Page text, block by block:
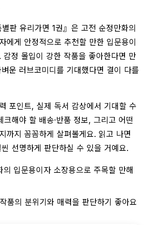
판 유리가면 1권』은 고전 순정만화의
에게 안정적으로 추천할 만한 입문용이
감정 몰입이 강한 작품을 좋아한다면 만
운 러브코미디를 기대했다면 결이 다를
포인트, 실제 독서 감상에서 기대할 수
해야 할 배송·반품 정보, 그리고 어떤
까지 꼼꼼하게 살펴볼게요. 읽고 나면
선명하게 판단하실 수 있을 거예요.
의 입문용이자 소장용으로 주목할 만해
품의 분위기와 매력을 판단하기 좋아요